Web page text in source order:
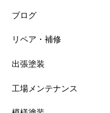
ブログ
リペア・補修
出張塗装
工場メンテナンス